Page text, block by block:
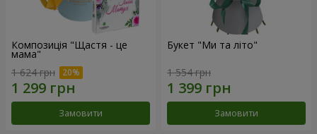
Композиція "Щастя - це
мама"
1 624 грн
Замовити
Букет "Ми та літо"
1 554 грн
Замовити